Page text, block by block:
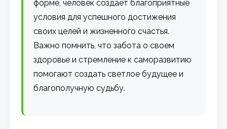
форме, человек создает благоприятные
условия для успешного достижения
своих целей и жизненного счастья.
Важно помнить, что забота о своем
здоровье и стремление к саморазвитию
помогают создать светлое будущее и
благополучную судьбу.